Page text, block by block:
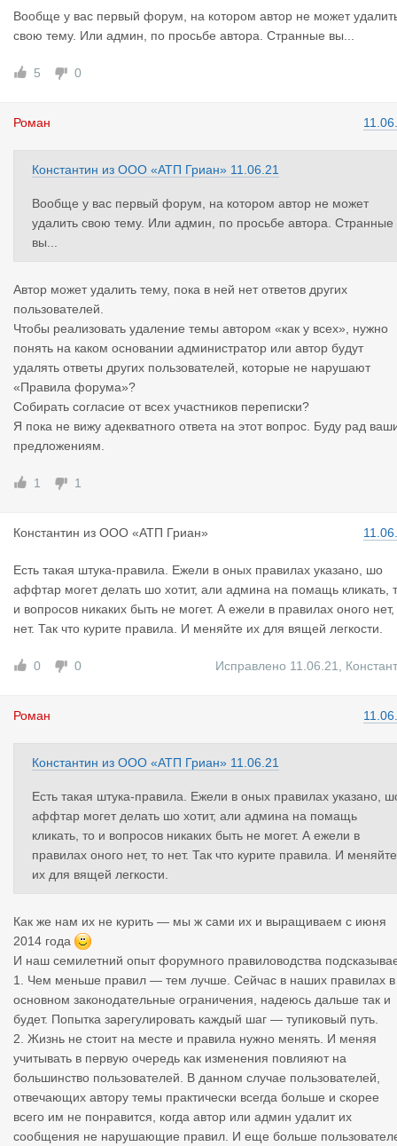
Вообще у вас первый форум, на котором автор не может
свою тему. Или админ, по просьбе автора. Странные вы...
5 0
Роман
Константин из ООО «АТП Гриан» 11.06.21
Вообще у вас первый форум, на котором автор не может
удалить свою тему. Или админ, по просьбе автора. Странные
вы...
Автор может удалить тему, пока в ней нет ответов других
пользователей.
Чтобы реализовать удаление темы автором «как у всех», нужно
понять на каком основании администратор или автор будут
удалять ответы других пользователей, которые не нарушают
«Правила форума»?
Собирать согласие от всех участников переписки?
Я пока не вижу адекватного ответа на этот вопрос. Буду рад
предложениям.
1 1
Константин из ООО «АТП Гриан»
Есть такая штука-правила. Ежели в оных правилах указано, шо
аффтар могет делать шо хотит, али админа на помащь кликать,
и вопросов никаких быть не могет. А ежели в правилах оного нет,
нет. Так что курите правила. И меняйте их для вящей легкости.
0 0 Исправлено 11.06.21
Роман
Константин из ООО «АТП Гриан» 11.06.21
Есть такая штука-правила. Ежели в оных правилах указано,
аффтар могет делать шо хотит, али админа на помащь
кликать, то и вопросов никаких быть не могет. А ежели в
правилах оного нет, то нет. Так что курите правила. И меняйте
их для вящей легкости.
Как же нам их не курить — мы ж сами их и выращиваем с июня
2014 года
И наш семилетний опыт форумного правиловодства
1. Чем меньше правил — тем лучше. Сейчас в наших правилах в
основном законодательные ограничения, надеюсь дальше так и
будет. Попытка зарегулировать каждый шаг — тупиковый путь.
2. Жизнь не стоит на месте и правила нужно менять. И меняя
учитывать в первую очередь как изменения повлияют на
большинство пользователей. В данном случае пользователей,
отвечающих автору темы практически всегда больше и скорее
всего им не понравится, когда автор или админ удалит их
сообщения не нарушающие правил. И еще больше